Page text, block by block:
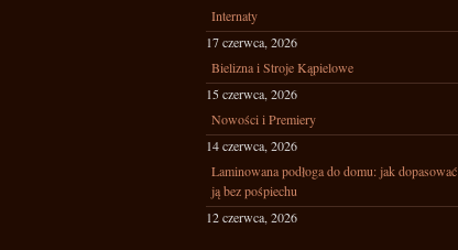
Internaty
17 czerwca, 2026
Bielizna i Stroje Kąpielowe
15 czerwca, 2026
Nowości i Premiery
14 czerwca, 2026
Laminowana podłoga do domu: jak dopasować
ją bez pośpiechu
12 czerwca, 2026